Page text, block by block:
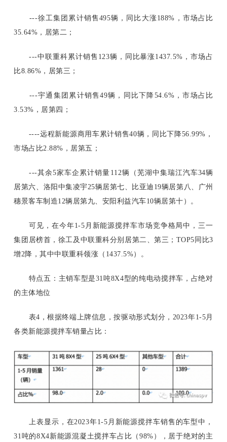
---徐工集团累计销售495辆，同比大涨188%，市场占比
35.64%，居第二；
---中联重科累计销售123辆，同比暴涨1437.5%，市场占
比8.86%，居第三；
---宇通集团累计销售49辆，同比下降54.6%，市场占比
3.53%，居第四；
----远程新能源商用车累计销售40辆，同比下降56.99%，
市场占比2.88%，居第五；
---其余5家车企累计销量112辆（芜湖中集瑞江汽车34辆
居第六、洛阳中集凌宇25辆居第七、比亚迪19辆居第八、广州
穗景客车制造12辆居第九、安阳利益汽车10辆居第十）。
可见，在今年1-5月新能源搅拌车市场竞争格局中，三一
集团居榜首，徐工及中联重科分别居第二、第三；TOP5同比3
增2降，其中中联重科领涨（1437.5%）。
特点五：主销车型是31吨8X4型的纯电动搅拌车，占绝对
的主体地位
表4，根据终端上牌信息，按驱动形式划分，2023年1-5月
各类新能源搅拌车销量占比：
上表显示，在2023年1-5月新能源搅拌车销售的车型中，
31吨的8X4新能源混凝土搅拌车占比（98%），居于绝对的主